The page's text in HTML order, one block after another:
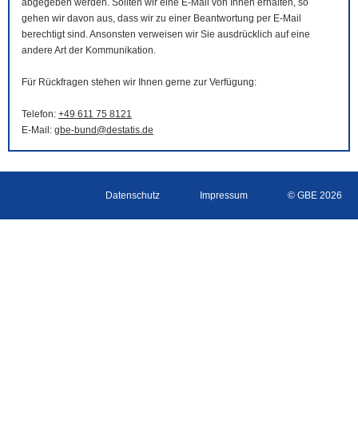
abgegeben werden. Sollten wir eine E-Mail von Ihnen erhalten, so
gehen wir davon aus, dass wir zu einer Beantwortung per E-Mail
berechtigt sind. Ansonsten verweisen wir Sie ausdrücklich auf eine
andere Art der Kommunikation.
Für Rückfragen stehen wir Ihnen gerne zur Verfügung:
Telefon: +49 611 75 8121
E-Mail : gbe-bund@destatis.de
Datenschutz Impressum © GBE 2026